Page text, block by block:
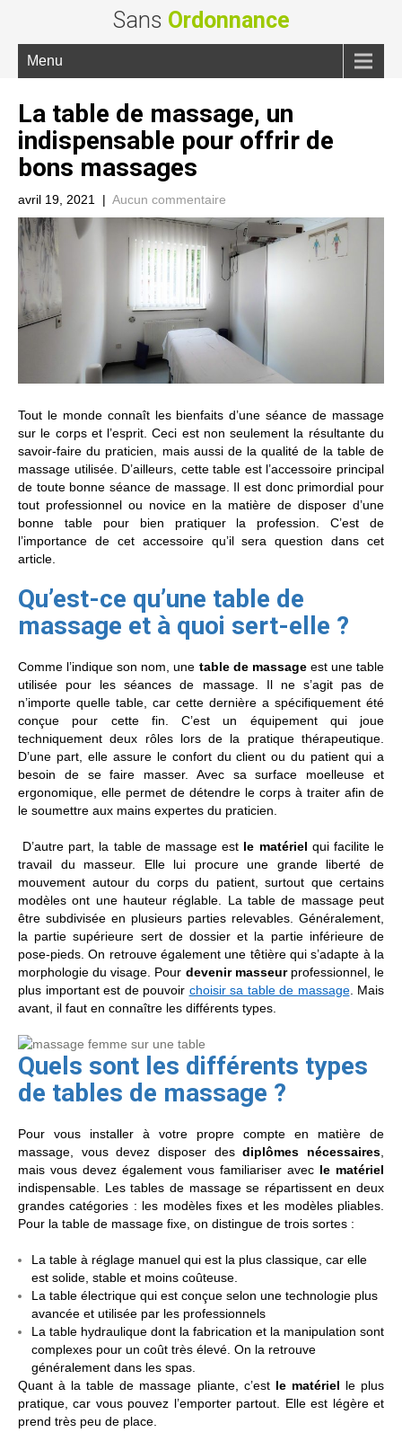
Sans Ordonnance
Menu
La table de massage, un
indispensable pour offrir de
bons massages
avril 19, 2021 | Aucun commentaire
Tout le monde connaît les bienfaits d’une séance de massage
sur le corps et l’esprit. Ceci est non seulement la résultante du
savoir-faire du praticien, mais aussi de la qualité de la table de
massage utilisée. D’ailleurs, cette table est l’accessoire principal
de toute bonne séance de massage. Il est donc primordial pour
tout professionnel ou novice en la matière de disposer d’une
bonne table pour bien pratiquer la profession. C’est de
l’importance de cet accessoire qu’il sera question dans cet
article.
Qu’est-ce qu’une table de
massage et à quoi sert-elle ?
Comme l’indique son nom, une table de massageest une table
utilisée pour les séances de massage. Il ne s’agit pas de
n’importe quelle table, car cette dernière a spécifiquement été
conçue pour cette fin. C’est un équipement qui joue
techniquement deux rôles lors de la pratique thérapeutique.
D’une part, elle assure le confort du client ou du patient qui a
besoin de se faire masser. Avec sa surface moelleuse et
ergonomique, elle permet de détendre le corps à traiter afin de
le soumettre aux mains expertes du praticien.
D’autre part, la table de massage est le matériel qui facilite le
travail du masseur. Elle lui procure une grande liberté de
mouvement autour du corps du patient, surtout que certains
modèles ont une hauteur réglable. La table de massage peut
être subdivisée en plusieurs parties relevables. Généralement,
la partie supérieure sert de dossier et la partie inférieure de
pose-pieds. On retrouve également une têtière qui s’adapte à la
morphologie du visage. Pour devenir masseur professionnel, le
plus important est de pouvoir choisir sa table de massage. Mais
avant, il faut en connaître les différents types.
Quels sont les différents types
de tables de massage ?
Pour vous installer à votre propre compte en matière de
massage, vous devez disposer desdiplômes nécessaires
mais vous devez également vous familiariser avec le matériel
indispensable. Les tables de massage se répartissent en deux
grandes catégories : les modèles fixes et les modèles pliables.
Pour la table de massage fixe, on distingue de trois sortes :
La table à réglage manuel qui est la plus classique, car elle
est solide, stable et moins coûteuse.
La table électrique qui est conçue selon une technologie plus
avancée et utilisée par les professionnels
La table hydraulique dont la fabrication et la manipulation sont
complexes pour un coût très élevé. On la retrouve
généralement dans les spas.
Quant à la table de massage pliante, c’est le matériel le plus
pratique, car vous pouvez l’emporter partout. Elle est légère et
prend très peu de place.